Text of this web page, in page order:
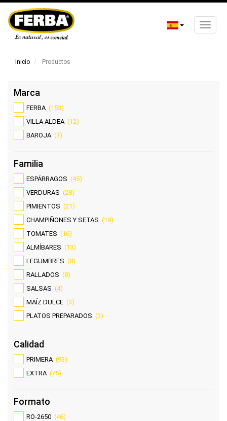
Toggle
Inicio Productos
Marca
FERBA (153)
VILLA ALDEA (12)
BAROJA (3)
Familia
ESPÁRRAGOS (45)
VERDURAS (28)
PIMIENTOS (21)
CHAMPIÑONES Y SETAS (19)
TOMATES (16)
ALMÍBARES (13)
LEGUMBRES (8)
RALLADOS (8)
SALSAS (4)
MAÍZ DULCE (3)
PLATOS PREPARADOS (3)
Calidad
PRIMERA (93)
EXTRA (75)
Formato
RO-2650 (46)